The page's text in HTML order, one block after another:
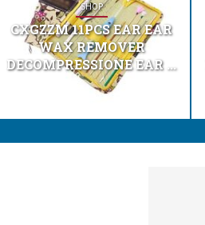
SHOP
CXGZZM 11PCS EAR EAR
WAX REMOVER
DECOMPRESSIONE EAR ...